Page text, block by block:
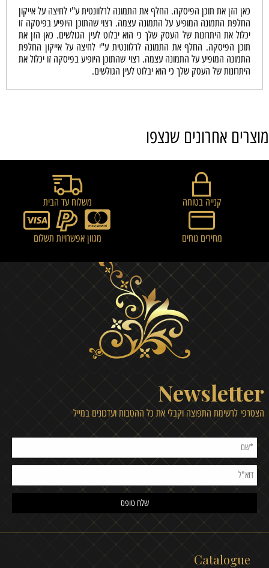
כאן הזן את תוכן הפיסקה. החלף את התמונה לרלוונטית ע"י לחיצה על אייקון
החלפת התמונה המופיע על התמונה עצמה. רצוי שהתוכן היופיע בפיסקה זו
יכלול את היתרונות של העסק שלך כי הוא יבלוט לעין הגולשים. כאן הזן את
תוכן הפיסקה. החלף את התמונה לרלוונטית ע"י לחיצה על אייקון החלפת
התמונה המופיע על התמונה עצמה. רצוי שהתוכן היופיע בפיסקה זו יכלול את
היתרונות של העסק שלך כי הוא יבלוט לעין הגולשים.
מוצרים אחרונים שנצפו
קנייה בטוחה משלוח עד הבית
מחירים נוחים מגוון אפשרויות תשלום
Newsletter
הצטרפי לרשימת התפוצה וקבלי את כל ההטבות ועדכונים במייל
Catalogue